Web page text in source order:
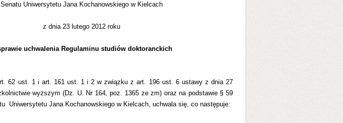
Senatu Uniwersytetu Jana Kochanowskiego w Kielcach
z dnia 23 lutego 2012 roku
uchwalenia Regulaminu studiów doktoranckich
62 ust. 1 i art. 161 ust. 1 i 2 w związku z art. 196 ust. 6 ustawy z dnia 27
wyższym (Dz. U. Nr 164, poz. 1365 ze zm) oraz na podstawie § 59
Uniwersytetu Jana Kochanowskiego w Kielcach, uchwala się, co następuje: